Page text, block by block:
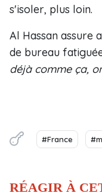
s'isoler, plus loin.
Al Hassan assure
de bureau
déjà comme ça,
#France